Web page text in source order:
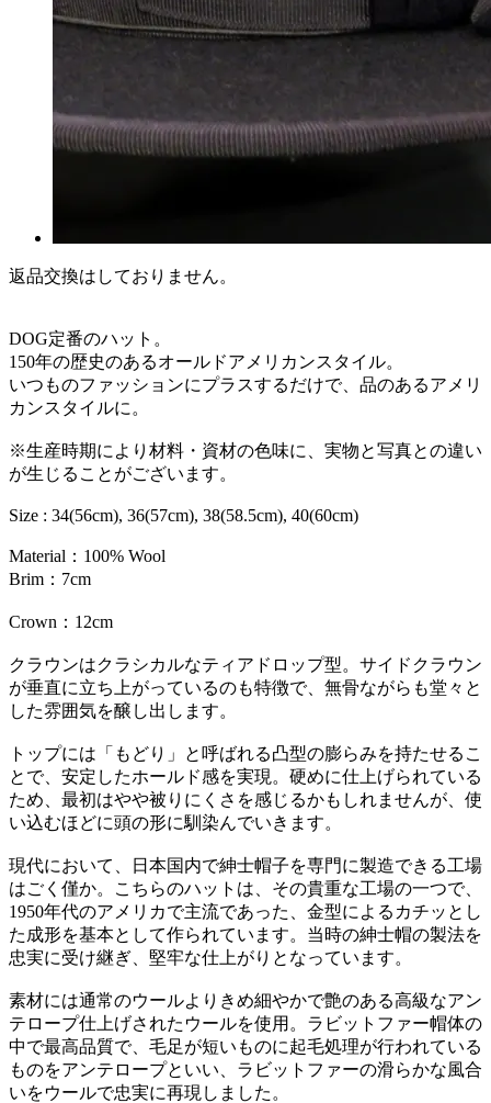
返品交換はしておりません。
DOG定番のハット。
150年の歴史のあるオールドアメリカンスタイル。
いつものファッションにプラスするだけで、品のあるアメリ
カンスタイルに。
※生産時期により材料・資材の色味に、実物と写真との違い
が生じることがございます。
Size : 34(56cm), 36(57cm), 38(58.5cm), 40(60cm)
Material：100% Wool
Brim：7cm
Crown：12cm
クラウンはクラシカルなティアドロップ型。サイドクラウン
が垂直に立ち上がっているのも特徴で、無骨ながらも堂々と
した雰囲気を醸し出します。
トップには「もどり」と呼ばれる凸型の膨らみを持たせるこ
とで、安定したホールド感を実現。硬めに仕上げられている
ため、最初はやや被りにくさを感じるかもしれませんが、使
い込むほどに頭の形に馴染んでいきます。
現代において、日本国内で紳士帽子を専門に製造できる工場
はごく僅か。こちらのハットは、その貴重な工場の一つで、
1950年代のアメリカで主流であった、金型によるカチッとし
た成形を基本として作られています。当時の紳士帽の製法を
忠実に受け継ぎ、堅牢な仕上がりとなっています。
素材には通常のウールよりきめ細やかで艶のある高級なアン
テロープ仕上げされたウールを使用。ラビットファー帽体の
中で最高品質で、毛足が短いものに起毛処理が行われている
ものをアンテロープといい、ラビットファーの滑らかな風合
いをウールで忠実に再現しました。